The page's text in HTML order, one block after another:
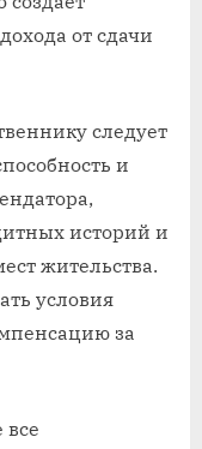
от сдачи
следует
и
историй и
жительства.
условия
за
все